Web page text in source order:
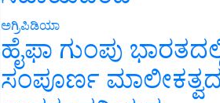
ಅಗ್ರಿಪಿಡಿಯಾ
ಹೈಫಾ ಗುಂಪು
ಸಂಪೂರ್ಣ ಮಾಲೀಕತ್ವದ